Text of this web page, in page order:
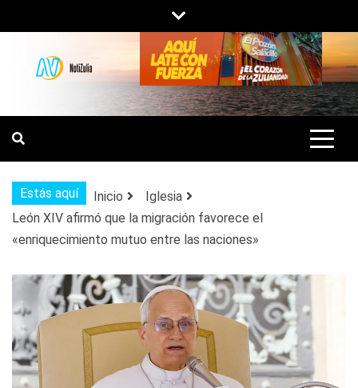
al
contenido
NOTIZULIA
NOTICIAS DEL ZULIA, VENEZUELA Y
DE INTERÉS GENERAL.
Estás aquí Inicio
Iglesia
León XIV afirmó que la migración favorece el
«enriquecimiento mutuo entre las naciones»